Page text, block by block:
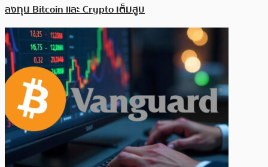
ลงทุน Bitcoin และ Crypto เต็มสูบ